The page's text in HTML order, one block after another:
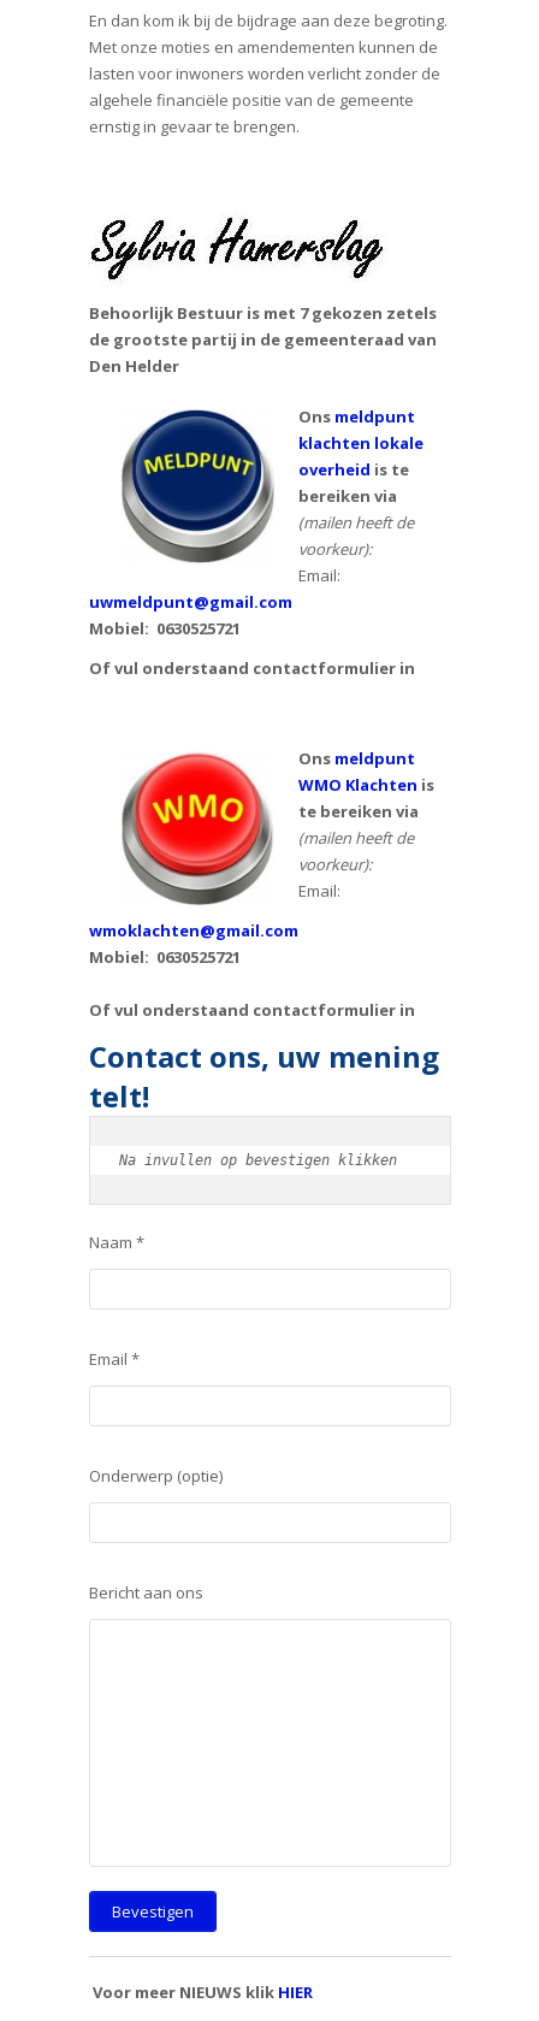
En dan kom ik bij de bijdrage aan deze begroting.
Met onze moties en amendementen kunnen de
lasten voor inwoners worden verlicht zonder de
algehele financiële positie van de gemeente
ernstig in gevaar te brengen.
Behoorlijk Bestuur is met 7 gekozen zetels
de grootste partij in de gemeenteraad van
Den Helder
Ons meldpunt
klachten lokale
overheid is te
bereiken via
(mailen heeft de
voorkeur):
Email:
uwmeldpunt@gmail.com
Mobiel: 0630525721
Of vul onderstaand contactformulier in
Ons meldpunt
WMO Klachten is
te bereiken via
(mailen heeft de
voorkeur):
Email:
wmoklachten@gmail.com
Mobiel: 0630525721
Of vul onderstaand contactformulier in
Contact ons, uw mening
telt!
Na invullen op bevestigen klikken
Naam *
Email *
Onderwerp (optie)
Bericht aan ons
Voor meer NIEUWS klik HIER